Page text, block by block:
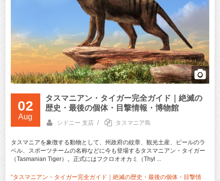
02
Aug
タスマニアン・タイガー完全ガイド｜絶滅の
歴史・最後の個体・目撃情報・博物館
シドニー 支店 / タスマニア島
タスマニアを象徴する動物として、州政府の紋章、観光土産、ビールのラ
ベル、スポーツチームの名称などに今も登場するタスマニアン・タイガー
（Tasmanian Tiger）。正式にはフクロオオカミ（Thyl ...
“タスマニアン・タイガー完全ガイド｜絶滅の歴史・最後の個体・目撃情